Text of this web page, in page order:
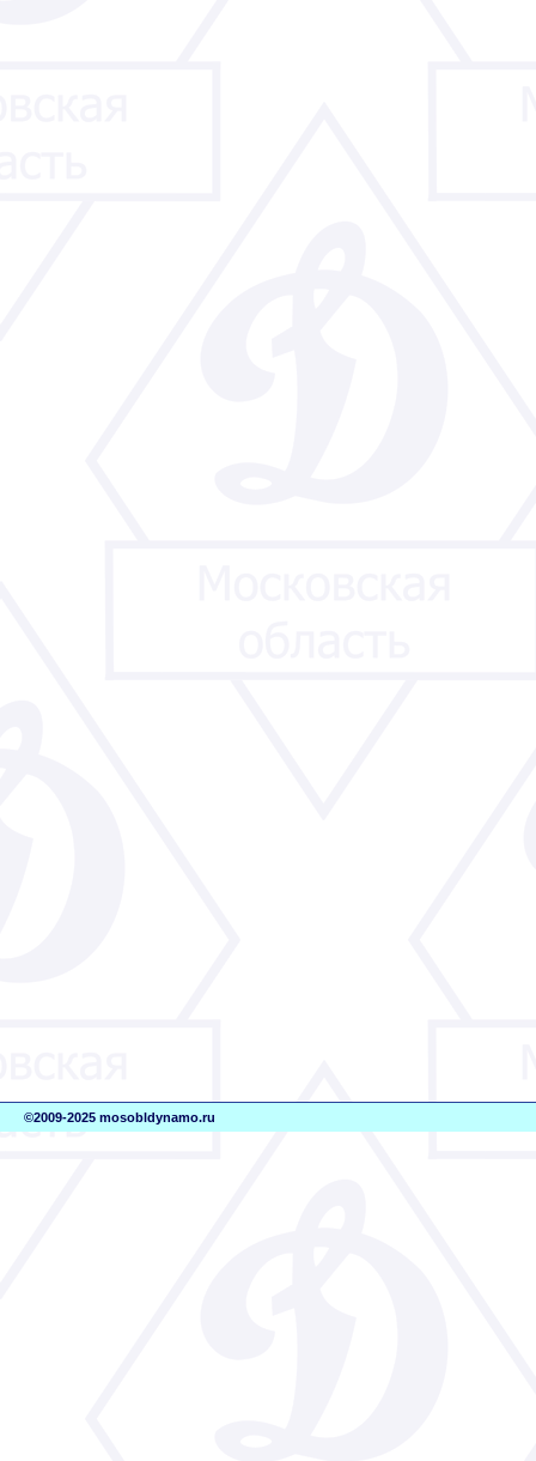
©2009-2025 mosobldynamo.ru